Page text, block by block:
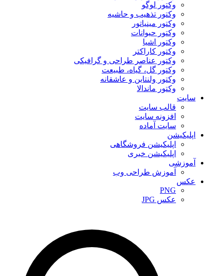
وکتور لوگو
وکتور تذهیب و حاشیه
وکتور مینیاتور
وکتور حیوانات
وکتور اشیا
وکتور کاراکتر
وکتور عناصر طراحی و گرافیکی
وکتور گل، گیاه، طبیعت
وکتور ولنتاین و عاشقانه
وکتور ماندالا
سایت
قالب سایت
افزونه سایت
سایت آماده
اپلیکیشن
اپلیکیشن فروشگاهی
اپلیکیشن خبری
آموزشی
آموزش طراحی وب
عکس
PNG
عکس JPG